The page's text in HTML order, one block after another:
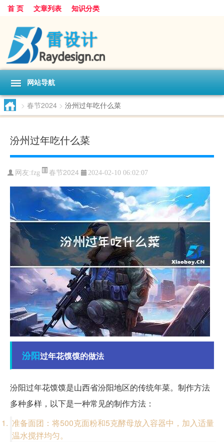
首 页 文章列表 知识分类
网站导航
> 春节2024 > 汾州过年吃什么菜
汾州过年吃什么菜
网友:fzg 春节2024 2024-02-10 06:02:07
汾阳过年花馍馍的做法
汾阳过年花馍馍是山西省汾阳地区的传统年菜。制作方法
多种多样，以下是一种常见的制作方法：
准备面团：将500克面粉和5克酵母放入容器中，加入适量
温水搅拌均匀。